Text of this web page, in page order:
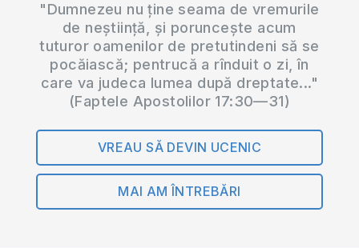
"Dumnezeu nu ține seama de vremurile
de neștiință, și poruncește acum
tuturor oamenilor de pretutindeni să se
pocăiască; pentrucă a rînduit o zi, în
care va judeca lumea după dreptate..."
(Faptele Apostolilor 17:30—31)
VREAU SĂ DEVIN UCENIC
MAI AM ÎNTREBĂRI